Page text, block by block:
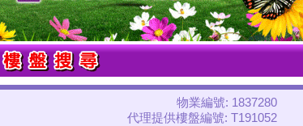
物業編號: 1837280
代理提供樓盤編號: T191052